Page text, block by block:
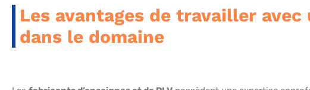
Les avantages de travailler
dans le domaine